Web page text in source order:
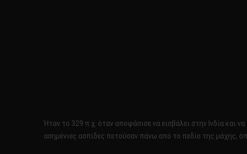
Ήταν το 329 π.χ. όταν αποφάσισε να εισβάλει στην Ινδία και
ασημένιες ασπίδες πετούσαν πάνω από το πεδίο της μάχης,